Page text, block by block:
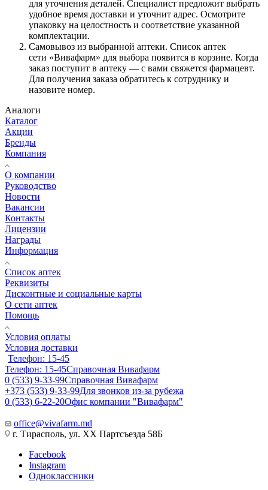
для уточнения деталей. Специалист предложит выбрать
удобное время доставки и уточнит адрес. Осмотрите
упаковку на целостность и соответствие указанной
комплектации.
Самовывоз из выбранной аптеки. Список аптек
сети «Вивафарм» для выбора появится в корзине. Когда
заказ поступит в аптеку — с вами свяжется фармацевт.
Для получения заказа обратитесь к сотруднику и
назовите номер.
Аналоги
Каталог
Акции
Бренды
Компания
О компании
Руководство
Новости
Вакансии
Контакты
Лицензии
Награды
Информация
Список аптек
Реквизиты
Дисконтные и социальные карты
О сети аптек
Помощь
Условия оплаты
Условия доставки
Телефон: 15-45
Телефон: 15-45Справочная Вивафарм
0 (533) 9-33-99Справочная Вивафарм
+373 (533) 9-33-99Для звонков из-за рубежа
0 (533) 6-22-20Офис компании "Вивафарм"
office@vivafarm.md
г. Тирасполь, ул. ХХ Партсъезда 58Б
Facebook
Instagram
Одноклассники